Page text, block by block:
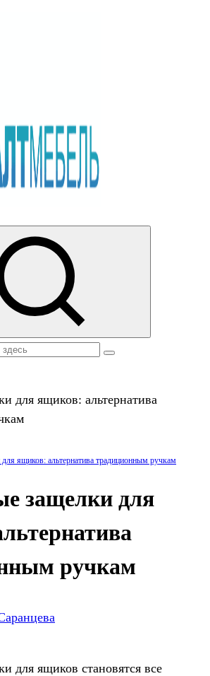
для ящиков: альтернатива
ящиков: альтернатива традиционным ручкам
защелки для
ручкам
для ящиков становятся все